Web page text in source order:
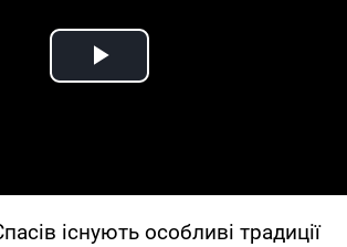
Play Video
існують особливі традиції